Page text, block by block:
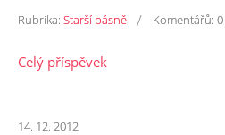
Rubrika: Starší básně / Komentářů: 0
Celý příspěvek
14. 12. 2012